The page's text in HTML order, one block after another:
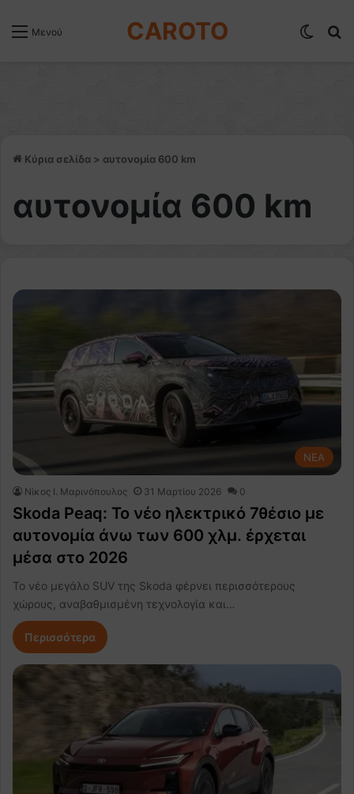
Μενού CAROTO
Κύρια σελίδα > αυτονομία 600 km
αυτονομία 600 km
NEA
Nίκος Ι. Mαρινόπουλος 31 Μαρτίου 2026 0
Skoda Peaq: Το νέο ηλεκτρικό 7θέσιο με
αυτονομία άνω των 600 χλμ. έρχεται
μέσα στο 2026
Το νέο μεγάλο SUV της Skoda φέρνει περισσότερους
χώρους, αναβαθμισμένη τεχνολογία και…
Περισσότερα